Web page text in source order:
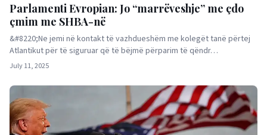
Parlamenti Evropian: Jo “marrëveshje” me çdo
çmim me SHBA-në
&#8220;Ne jemi në kontakt të vazhdueshëm me kolegët tanë përtej
Atlantikut për të siguruar që të bëjmë përparim të qëndr…
July 11, 2025